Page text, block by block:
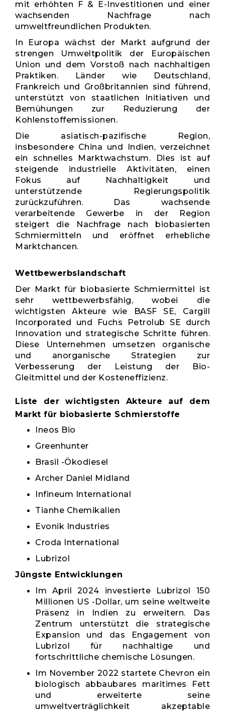
mit erhöhten F & E-Investitionen und einer
wachsenden Nachfrage nach
umweltfreundlichen Produkten.
In Europa wächst der Markt aufgrund der
strengen Umweltpolitik der Europäischen
Union und dem Vorstoß nach nachhaltigen
Praktiken. Länder wie Deutschland,
Frankreich und Großbritannien sind führend,
unterstützt von staatlichen Initiativen und
Bemühungen zur Reduzierung der
Kohlenstoffemissionen.
Die asiatisch-pazifische Region,
insbesondere China und Indien, verzeichnet
ein schnelles Marktwachstum. Dies ist auf
steigende industrielle Aktivitäten, einen
Fokus auf Nachhaltigkeit und
unterstützende Regierungspolitik
zurückzuführen. Das wachsende
verarbeitende Gewerbe in der Region
steigert die Nachfrage nach biobasierten
Schmiermitteln und eröffnet erhebliche
Marktchancen.
Wettbewerbslandschaft
Der Markt für biobasierte Schmiermittel ist
sehr wettbewerbsfähig, wobei die
wichtigsten Akteure wie BASF SE, Cargill
Incorporated und Fuchs Petrolub SE durch
Innovation und strategische Schritte führen.
Diese Unternehmen umsetzen organische
und anorganische Strategien zur
Verbesserung der Leistung der Bio-
Gleitmittel und der Kosteneffizienz.
Liste der wichtigsten Akteure auf dem
Markt für biobasierte Schmierstoffe
Ineos Bio
Greenhunter
Brasil -Ökodiesel
Archer Daniel Midland
Infineum International
Tianhe Chemikalien
Evonik Industries
Croda International
Lubrizol
Jüngste Entwicklungen
Im April 2024 investierte Lubrizol 150
Millionen US -Dollar, um seine weltweite
Präsenz in Indien zu erweitern. Das
Zentrum unterstützt die strategische
Expansion und das Engagement von
Lubrizol für nachhaltige und
fortschrittliche chemische Lösungen.
Im November 2022 startete Chevron ein
biologisch abbaubares maritimes Fett
und erweiterte seine
umweltverträglichkeit akzeptable